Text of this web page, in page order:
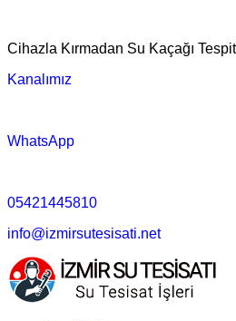
Cihazla Kırmadan Su Kaçağı
Kanalımız
WhatsApp
05421445810
info@izmirsutesisati.net